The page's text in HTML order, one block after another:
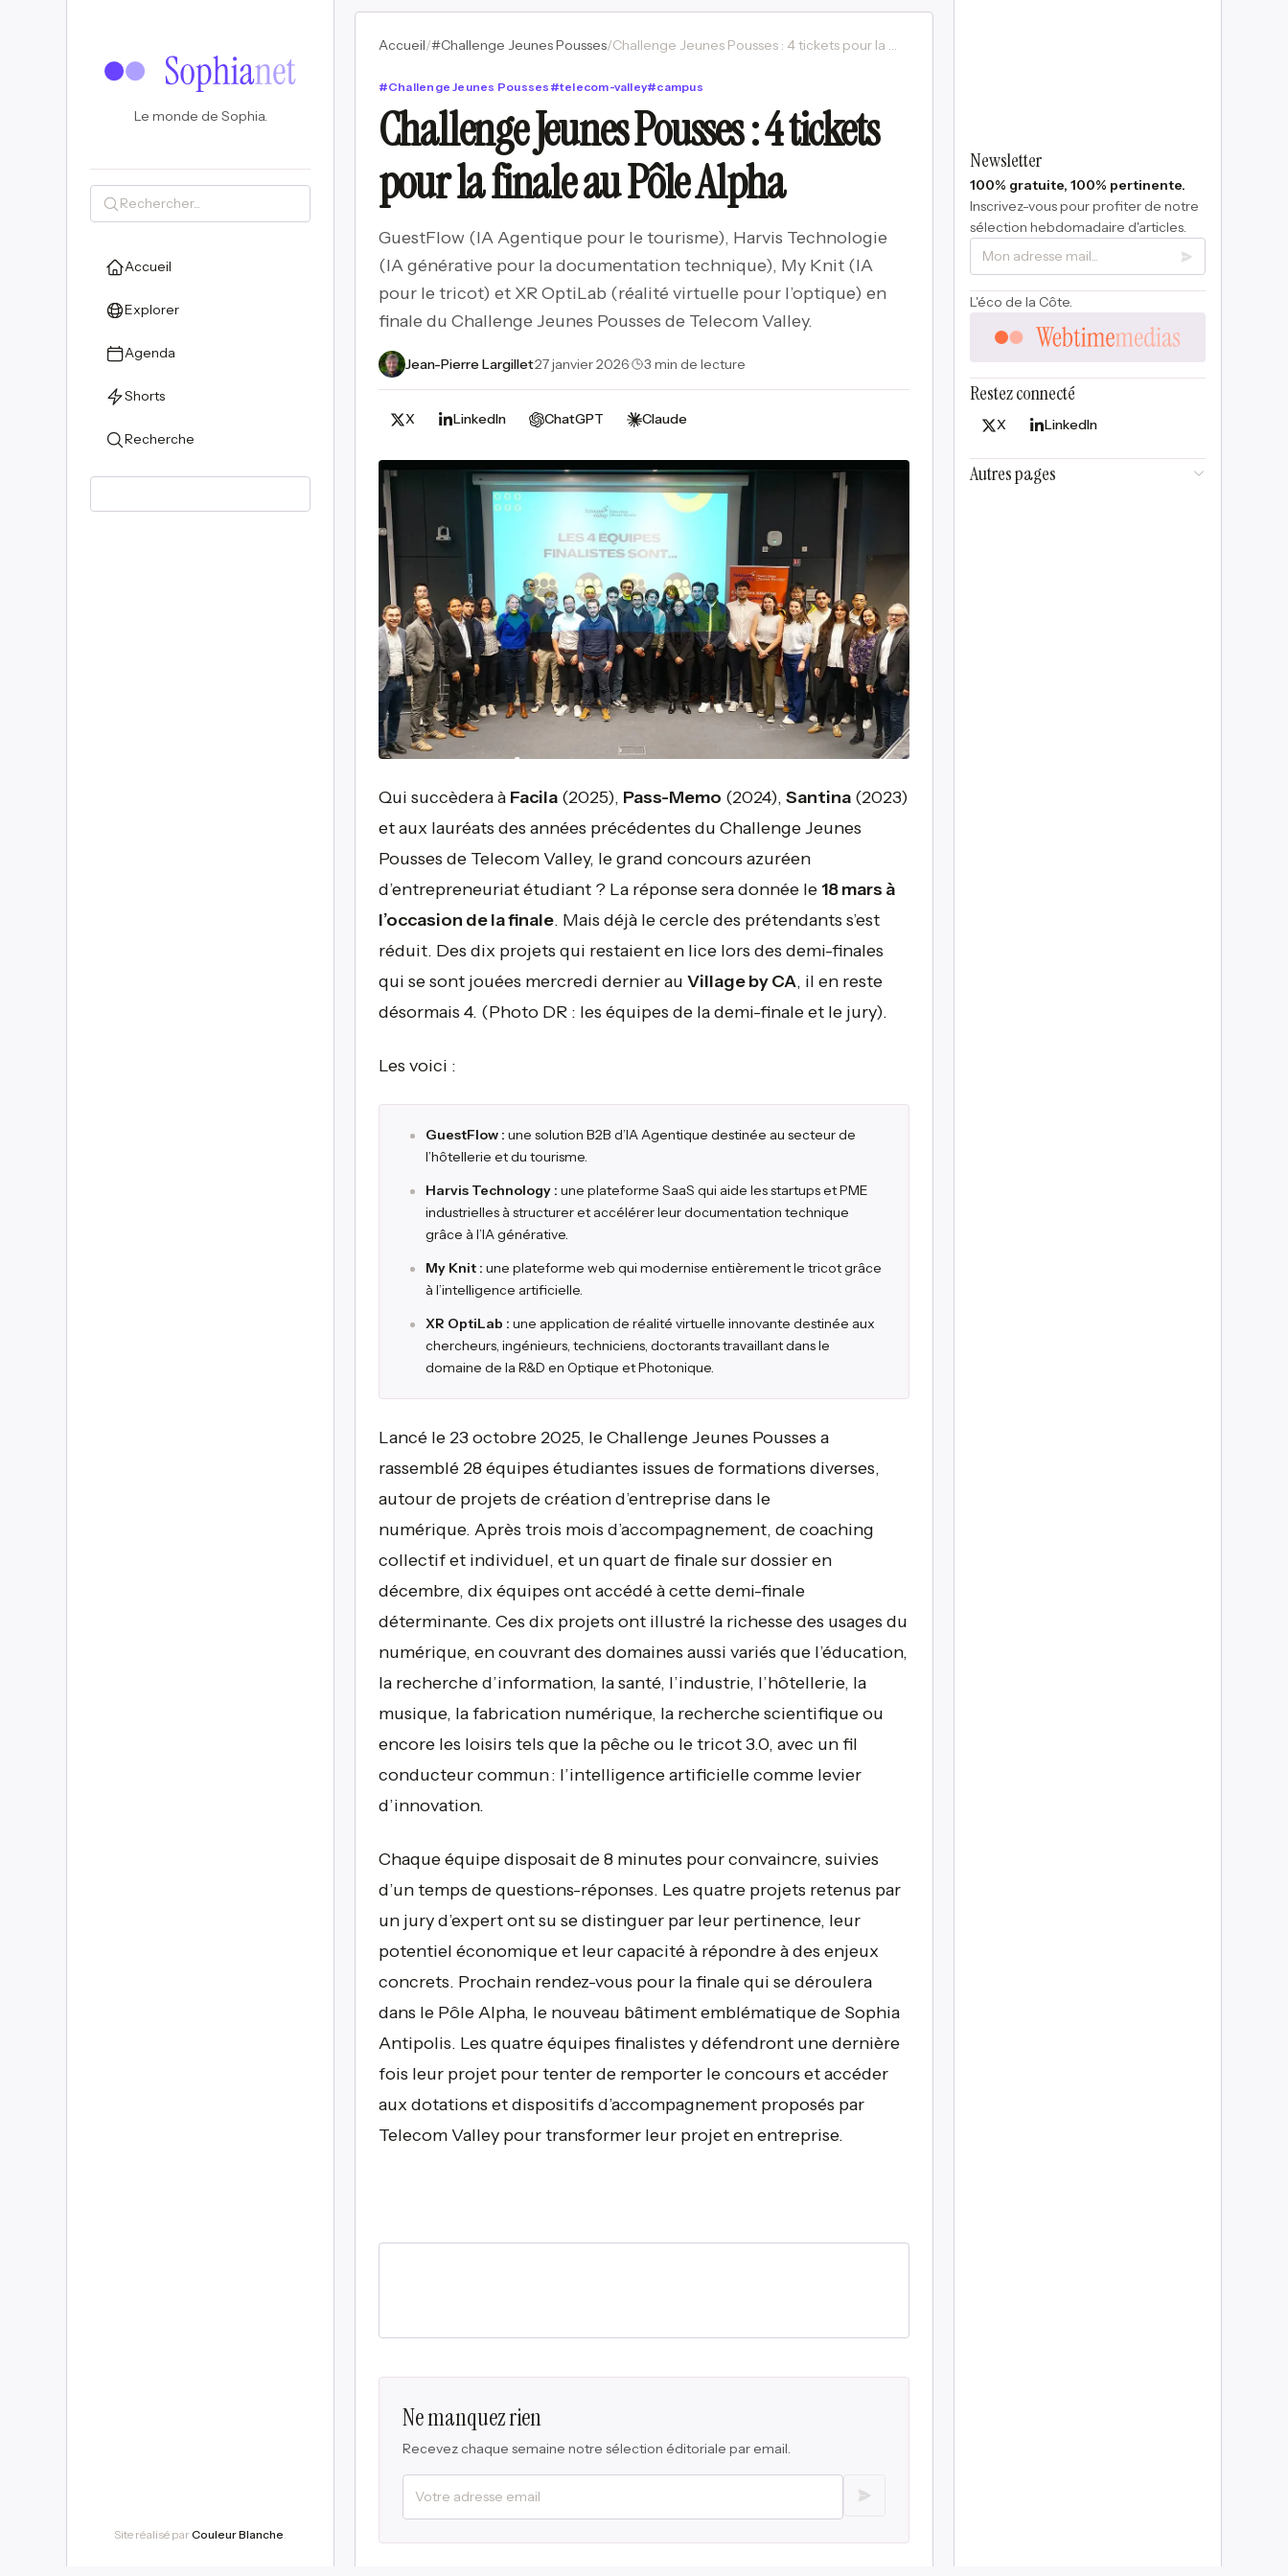
Le monde de Sophia.
Accueil
Explorer
Agenda
Shorts
Recherche
Site réalisé par Couleur Blanche.
Accueil/#Challenge Jeunes Pousses/ Challenge Jeunes Pousses : 4 tickets pour la finale au Pôle Alpha
#Challenge Jeunes Pousses #telecom-valley#campus
Challenge Jeunes Pousses : 4 tickets
pour la finale au Pôle Alpha
GuestFlow (IA Agentique pour le tourisme), Harvis Technologie
(IA générative pour la documentation technique), My Knit (IA
pour le tricot) et XR OptiLab (réalité virtuelle pour l’optique) en
finale du Challenge Jeunes Pousses de Telecom Valley.
Jean-Pierre Largillet·27 janvier 2026· 3 min de lecture
X LinkedIn ChatGPT Claude
Qui succèdera à Facila(2025), Pass-Memo (2024), Santina(2023)
et aux lauréats des années précédentes du Challenge Jeunes
Pousses de Telecom Valley, le grand concours azuréen
d’entrepreneuriat étudiant ? La réponse sera donnée le 18 mars à
l’occasion de la finale. Mais déjà le cercle des prétendants s’est
réduit. Des dix projets qui restaient en lice lors des demi-finales
qui se sont jouées mercredi dernier au Village by CA, il en reste
désormais 4. (Photo DR : les équipes de la demi-finale et le jury).
Les voici :
GuestFlow : une solution B2B d’IA Agentique destinée au secteur de
l’hôtellerie et du tourisme.
Harvis Technology : une plateforme SaaS qui aide les startups et PME
industrielles à structurer et accélérer leur documentation technique
grâce à l’IA générative.
My Knit : une plateforme web qui modernise entièrement le tricot grâce
à l’intelligence artificielle.
XR OptiLab : une application de réalité virtuelle innovante destinée aux
chercheurs, ingénieurs, techniciens, doctorants travaillant dans le
domaine de la R&D en Optique et Photonique.
Lancé le 23 octobre 2025, le Challenge Jeunes Pousses a
rassemblé 28 équipes étudiantes issues de formations diverses,
autour de projets de création d’entreprise dans le
numérique. Après trois mois d’accompagnement, de coaching
collectif et individuel, et un quart de finale sur dossier en
décembre, dix équipes ont accédé à cette demi-finale
déterminante. Ces dix projets ont illustré la richesse des usages du
numérique, en couvrant des domaines aussi variés que l’éducation,
la recherche d’information, la santé, l’industrie, l’hôtellerie, la
musique, la fabrication numérique, la recherche scientifique ou
encore les loisirs tels que la pêche ou le tricot 3.0, avec un fil
conducteur commun : l’intelligence artificielle comme levier
d’innovation.
Chaque équipe disposait de 8 minutes pour convaincre, suivies
d’un temps de questions-réponses. Les quatre projets retenus par
un jury d’expert ont su se distinguer par leur pertinence, leur
potentiel économique et leur capacité à répondre à des enjeux
concrets. Prochain rendez-vous pour la finale qui se déroulera
dans le Pôle Alpha, le nouveau bâtiment emblématique de Sophia
Antipolis. Les quatre équipes finalistes y défendront une dernière
fois leur projet pour tenter de remporter le concours et accéder
aux dotations et dispositifs d’accompagnement proposés par
Telecom Valley pour transformer leur projet en entreprise.
Ne manquez rien
Recevez chaque semaine notre sélection éditoriale par email.
Newsletter
100% gratuite, 100% pertinente.
Inscrivez-vous pour profiter de notre
sélection hebdomadaire d'articles.
L'éco de la Côte.
Restez connecté
X LinkedIn
Autres pages